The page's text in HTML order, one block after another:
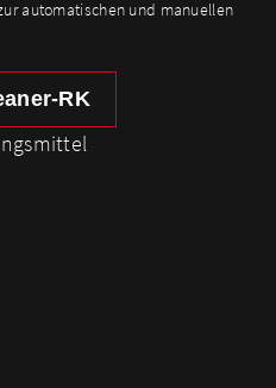
automatischen und manuellen
RK